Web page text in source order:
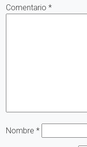
Comentario *
Nombre *